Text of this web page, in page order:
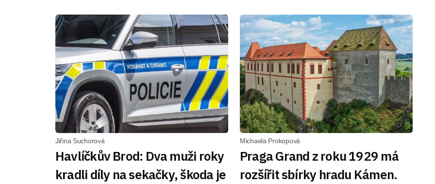
Jiřina Suchorová
Havlíčkův Brod: Dva muži roky
kradli díly na sekačky, škoda je
Michaela Prokopová
Praga Grand z roku 1929 má
rozšířit sbírky hradu Kámen.